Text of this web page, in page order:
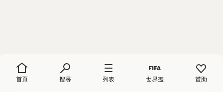
首頁 搜尋 列表 世界盃 贊助